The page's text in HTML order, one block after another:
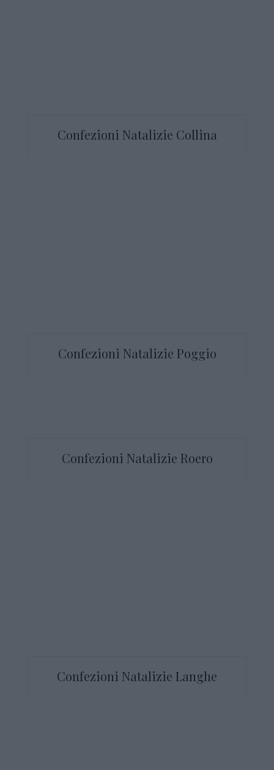
Confezioni Natalizie Collina
Confezioni Natalizie Poggio
Confezioni Natalizie Roero
Confezioni Natalizie Langhe